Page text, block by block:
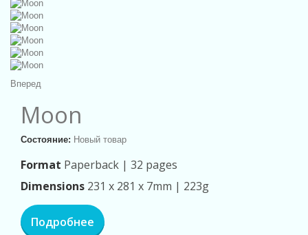
Вперед
Moon
Состояние: Новый товар
Format Paperback | 32 pages
Dimensions 231 x 281 x 7mm | 223g
Подробнее